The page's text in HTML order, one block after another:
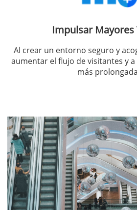
Impulsar Mayores
Al crear un entorno seguro y
aumentar el flujo de visitantes y
más